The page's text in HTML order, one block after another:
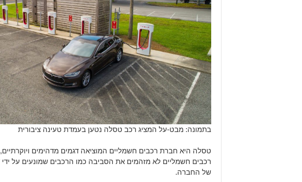
בתמונה: מבט-על המציג רכב טסלה נטען בעמדת טעינה ציבורית
טסלה היא חברת רכבים חשמליים המוציאה דגמים מדהימים
רכבים חשמליים לא מזהמים את הסביבה כמו הרכבים שמונעים על
של החברה.